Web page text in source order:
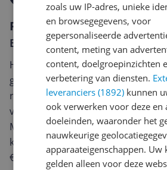
Reviews
Er zijn nog geen reviews
Heb jij dit product in bezit en wil je
geven? Start dan hieronder met
review. Afhankelijk van de details
van een review gemiddeld tussen
Met jouw mening help je andere
keuze te maken én maak je iedere
€250,-!
Klik hier voor de
zoals uw IP-adres, unieke
en browsegegevens, voor
gepersonaliseerde
content, meting van
content, doelgroepinzichten
verbetering van diensten.
leveranciers (1892) kunnen
ook verwerken voor deze en
doeleinden, waaronder het
nauwkeurige
apparaateigenschappen. Uw
gelden alleen voor deze